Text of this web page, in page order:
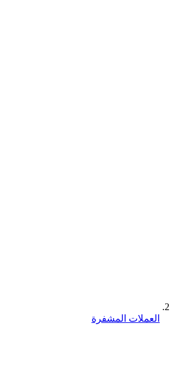
العملات المشفرة